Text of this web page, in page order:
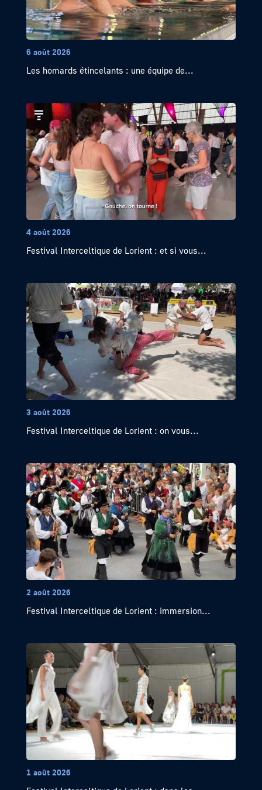
6 août 2026
Les homards étincelants : une équipe de...
4 août 2026
Festival Interceltique de Lorient : et si vous...
3 août 2026
Festival Interceltique de Lorient : on vous...
2 août 2026
Festival Interceltique de Lorient : immersion...
1 août 2026